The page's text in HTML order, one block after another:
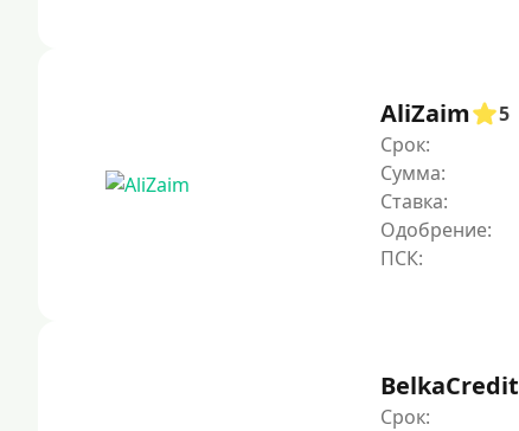
AliZaim
5
Срок:
Сумма:
Ставка:
Одобрение:
BelkaCredit
Срок: